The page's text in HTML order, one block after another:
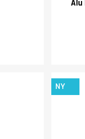
Alu
NY